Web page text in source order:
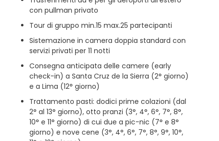
con pullman privato
Tour di gruppo min.15 max.25 partecipanti
Sistemazione in camera doppia standard con
servizi privati per 11 notti
Consegna anticipata delle camere (early
check-in) a Santa Cruz de la Sierra (2° giorno)
e a Lima (12° giorno)
Trattamento pasti: dodici prime colazioni (dal
2° al 13° giorno), otto pranzi (3°, 4°, 6°, 7°, 8°,
10° e 11° giorno) di cui due a pic-nic (7° e 8°
giorno) e nove cene (3°, 4°, 6°, 7°, 8°, 9°, 10°,